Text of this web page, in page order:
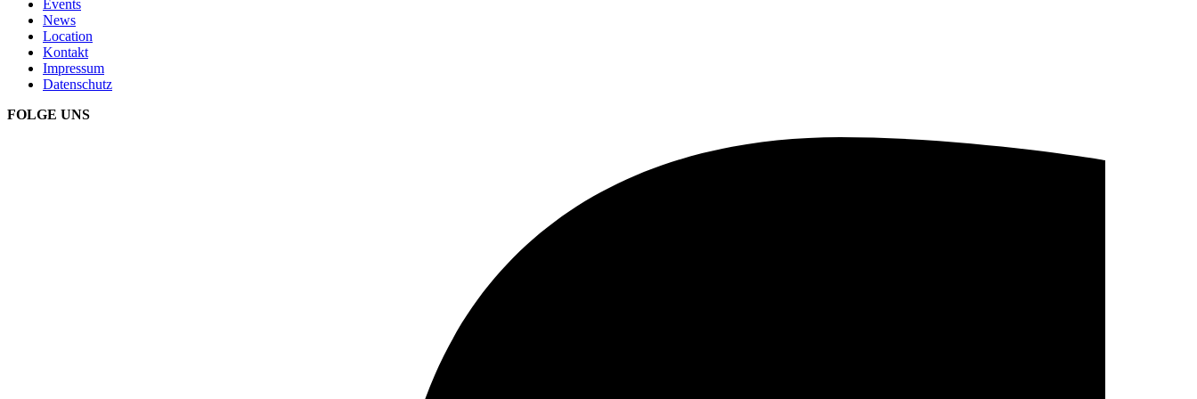
Events
News
Location
Kontakt
Impressum
Datenschutz
FOLGE UNS